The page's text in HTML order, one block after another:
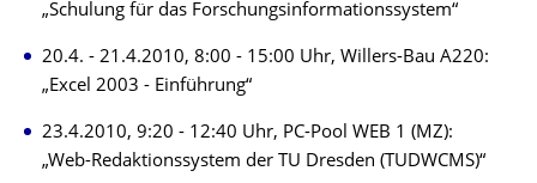
„Schulung für das Forschungsinformationssystem“
20.4. - 21.4.2010, 8:00 - 15:00 Uhr, Willers-Bau A220:
„Excel 2003 - Einführung“
23.4.2010, 9:20 - 12:40 Uhr, PC-Pool WEB 1 (MZ):
„Web-Redaktionssystem der TU Dresden (TUDWCMS)“